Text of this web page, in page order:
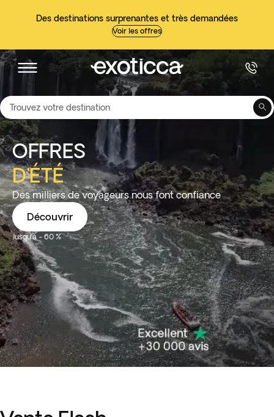
Des destinations surprenantes et très demandées
Voir les offres
OFFRES
D'ÉTÉ
Des milliers de voyageurs nous font confiance
Découvrir
Jusqu'à - 60 %
Trouvez votre destination